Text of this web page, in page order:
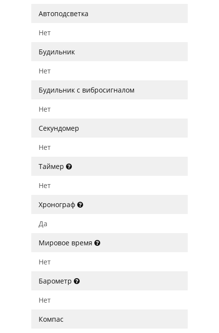
Автоподсветка
Нет
Будильник
Нет
Будильник с вибросигналом
Нет
Секундомер
Нет
Таймер
Нет
Хронограф
Да
Мировое время
Нет
Барометр
Нет
Компас